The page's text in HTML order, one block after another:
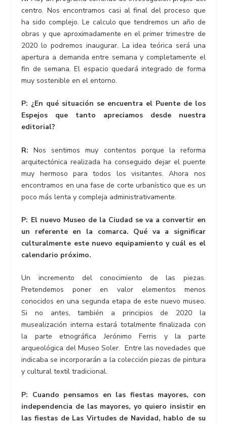
centro. Nos encontramos casi al final del proceso que
ha sido complejo. Le calculo que tendremos un año de
obras y que aproximadamente en el primer trimestre de
2020 lo podremos inaugurar. La idea teórica será una
apertura a demanda entre semana y completamente el
fin de semana. El espacio quedará integrado de forma
muy sostenible en el entorno.
P: ¿En qué situación se encuentra el Puente de los
Espejos que tanto apreciamos desde nuestra
editorial?
R: Nos sentimos muy contentos porque la reforma
arquitectónica realizada ha conseguido dejar el puente
muy hermoso para todos los visitantes. Ahora nos
encontramos en una fase de corte urbanístico que es un
poco más lenta y compleja administrativamente.
P: El nuevo Museo de la Ciudad se va a convertir en
un referente en la comarca. Qué va a significar
culturalmente este nuevo equipamiento y cuál es el
calendario próximo.
Un incremento del conocimiento de las piezas.
Pretendemos poner en valor elementos menos
conocidos en una segunda etapa de este nuevo museo.
Si no antes, también a principios de 2020 la
musealización interna estará totalmente finalizada con
la parte etnográfica Jerónimo Ferris y la parte
arqueológica del Museo Soler. Entre las novedades que
indicaba se incorporarán a la colección piezas de pintura
y cultural textil tradicional.
P: Cuando pensamos en las fiestas mayores, con
independencia de las mayores, yo quiero insistir en
las fiestas de Las Virtudes de Navidad, hablo de su